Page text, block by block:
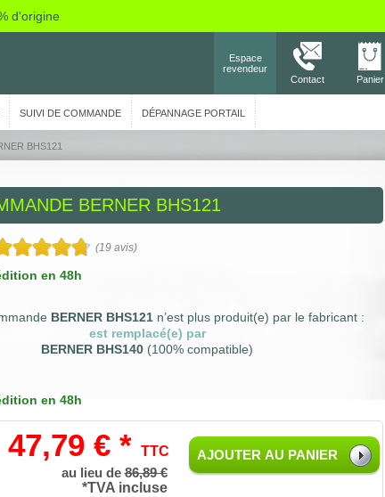
d'origine
Espace
revendeur
Contact
Panier
SUIVI DE COMMANDE DÉPANNAGE PORTAIL
BHS121
BERNER BHS121
(19 avis)
en 48h
BERNER BHS121n’est plus produit(e) par le fabricant :
est remplacé(e) par
BERNER BHS140 (100% compatible)
en 48h
47,79 € * TTC
au lieu de86,89 €
*TVA incluse
AJOUTER AU PANIER